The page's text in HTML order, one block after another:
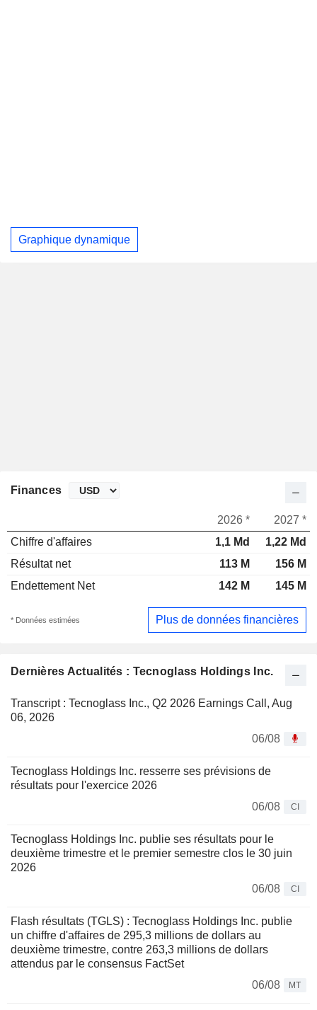
Graphique dynamique
Dernières Actualités : Tecnoglass Holdings Inc.
Transcript : Tecnoglass Inc., Q2 2026 Earnings Call, Aug
06, 2026
06/08
Tecnoglass Holdings Inc. resserre ses prévisions de
résultats pour l'exercice 2026
06/08
CI
Tecnoglass Holdings Inc. publie ses résultats pour le
deuxième trimestre et le premier semestre clos le 30 juin
2026
06/08
CI
Flash résultats (TGLS) : Tecnoglass Holdings Inc. publie
un chiffre d'affaires de 295,3 millions de dollars au
deuxième trimestre, contre 263,3 millions de dollars
attendus par le consensus FactSet
06/08
MT
Finances
2026 *
2027 *
Chiffre d'affaires
1,1 Md
1,22 Md
Résultat net
113 M
156 M
Endettement Net
142 M 145 M
* Données estimées Plus de données financières